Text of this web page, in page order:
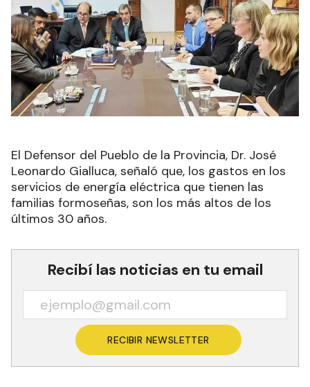
El Defensor del Pueblo de la Provincia, Dr. José
Leonardo Gialluca, señaló que, los gastos en los
servicios de energía eléctrica que tienen las
familias formoseñas, son los más altos de los
últimos 30 años.
Recibí las noticias en tu email
RECIBIR NEWSLETTER